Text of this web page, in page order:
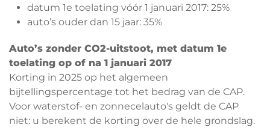
datum 1e toelating vóór 1 januari 2017: 25%
auto’s ouder dan 15 jaar: 35%
Auto’s zonder CO2-uitstoot, met datum 1e
toelating op of na 1 januari 2017
Korting in 2025 op het algemeen
bijtellingspercentage tot het bedrag van de CAP.
Voor waterstof- en zonnecelauto's geldt de CAP
niet: u berekent de korting over de hele grondslag.